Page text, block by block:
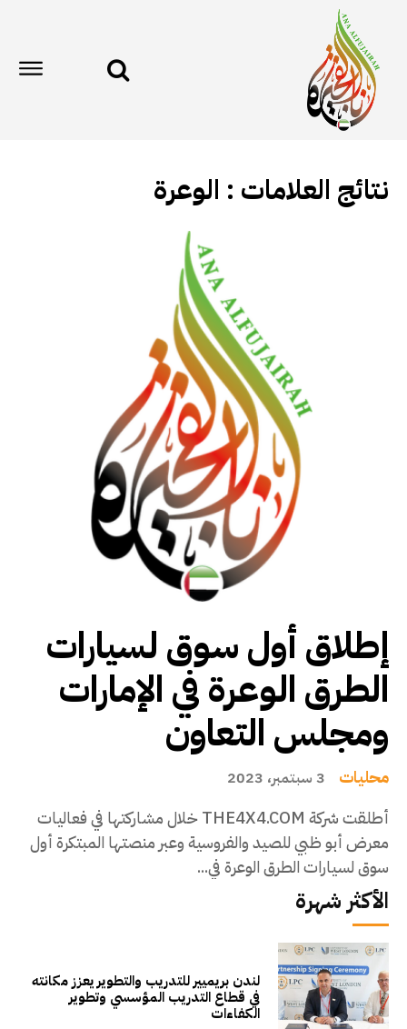
نتائج العلامات : الوعرة
إطلاق أول سوق لسيارات
الطرق الوعرة في الإمارات
ومجلس التعاون
محليات 3 سبتمبر، 2023
أطلقت شركة THE4X4.COM خلال مشاركتها في فعاليات
معرض أبو ظبي للصيد والفروسية وعبر منصتها المبتكرة أول
سوق لسيارات الطرق الوعرة في...
الأكثر شهرة
لندن بريميير للتدريب والتطوير يعزز مكانته
في قطاع التدريب المؤسسي وتطوير
الكفاءات